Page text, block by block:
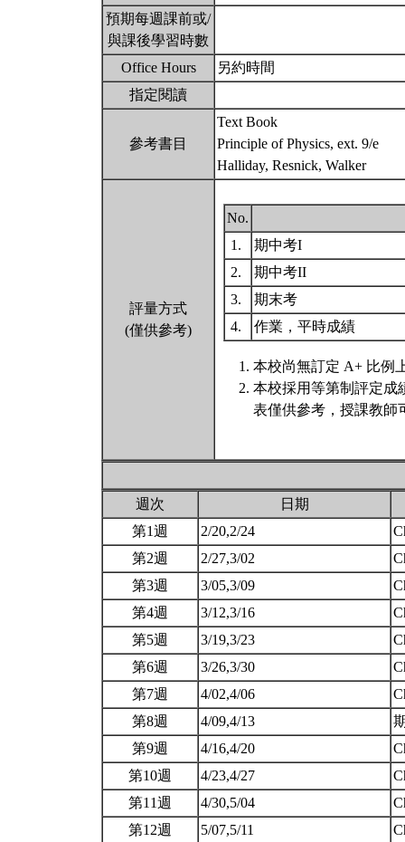
預期每週課前或/
與課後學習時數
Office Hours
另約時間
指定閱讀
參考書目
Text Book
Principle of Physics, ext. 9/e
Halliday, Resnick, Walker
評量方式
(僅供參考)
No.
1.
期中考I
2.
期中考II
3.
期末考
4.
作業，平時成績
本校尚無訂定 A+ 比例
本校採用等第制評定成
表僅供參考，授課教師
週次
日期
第1週
2/20,2/24
第2週
2/27,3/02
第3週
3/05,3/09
第4週
3/12,3/16
第5週
3/19,3/23
第6週
3/26,3/30
第7週
4/02,4/06
第8週
4/09,4/13
第9週
4/16,4/20
第10週
4/23,4/27
第11週
4/30,5/04
第12週
5/07,5/11